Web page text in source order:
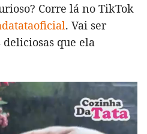
Corre lá no TikTok
. Vai ser
que ela